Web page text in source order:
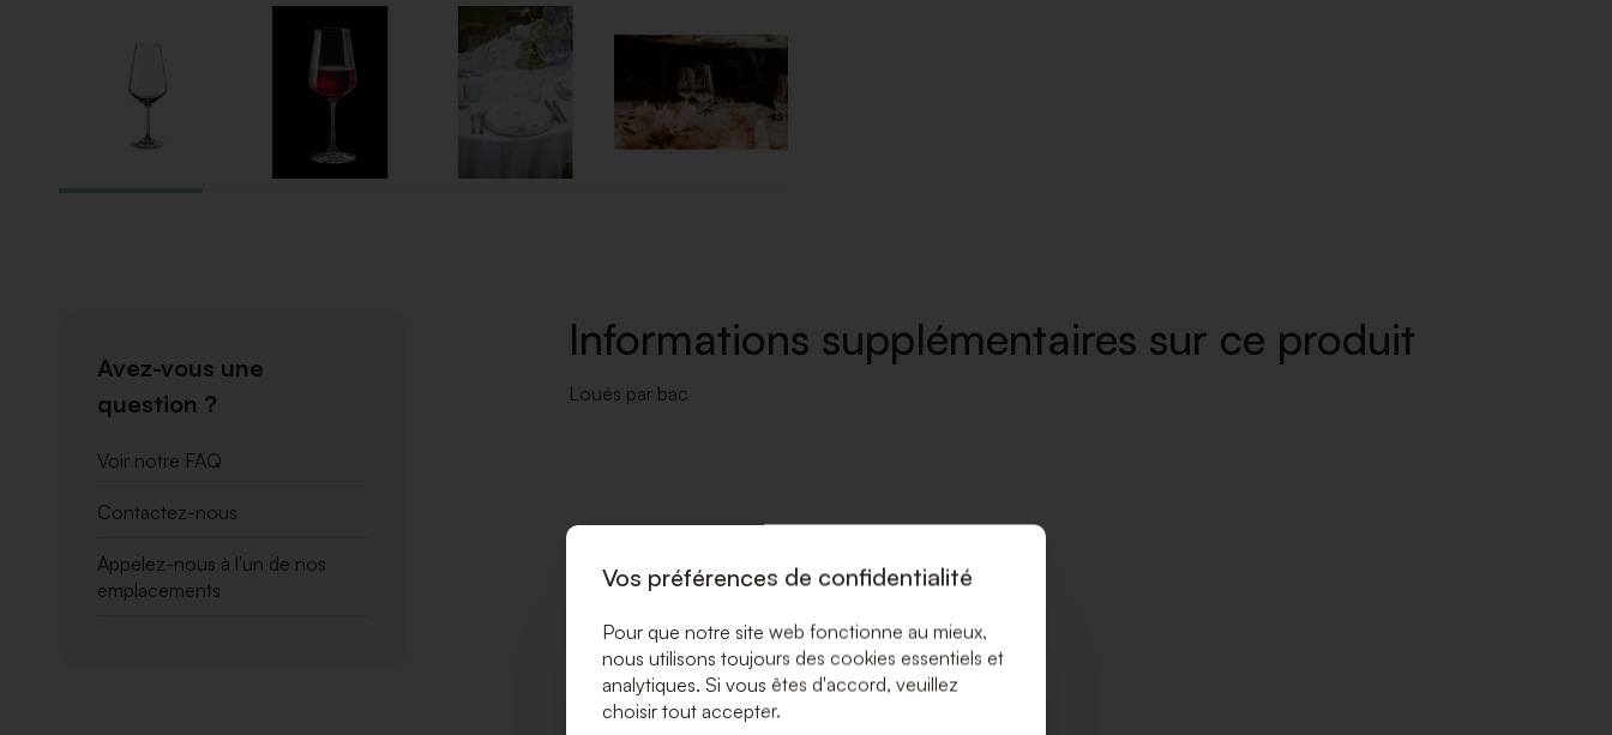
Informations supplémentaires sur ce produit
Loués par bac
Avez-vous une
question ?
Voir notre FAQ
Contactez-nous
Appelez-nous à l'un de nos
emplacements
Vos préférences de confidentialité
Pour que notre site web fonctionne au mieux,
nous utilisons toujours des cookies essentiels et
analytiques. Si vous êtes d'accord, veuillez
choisir tout accepter.